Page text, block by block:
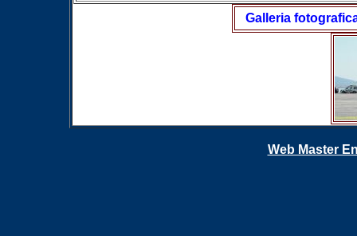
Galleria
Web Master